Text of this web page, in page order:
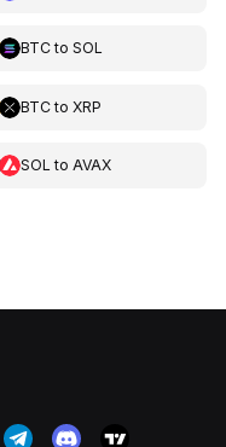
BTCto SOL
BTCto XRP
SOL to AVAX